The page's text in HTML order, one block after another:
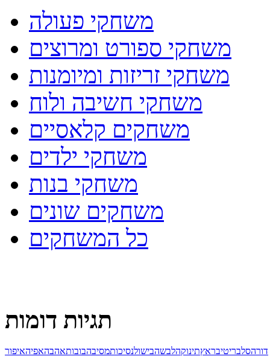
משחקי פעולה
משחקי ספורט ומרוצים
משחקי זריזות ומיומנות
משחקי חשיבה ולוח
משחקים קלאסיים
משחקי ילדים
משחקי בנות
משחקים שונים
כל המשחקים
תגיות דומות
דורהסלבריטיבראץתינוקהלבשהבישולנסיכותמסיבהבובותאהבהאפיהאיפור